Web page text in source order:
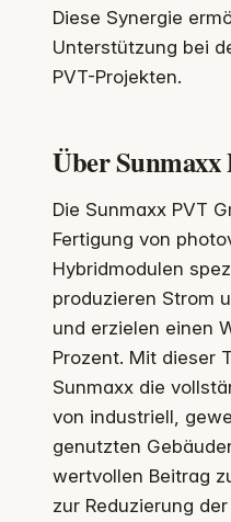
Diese Synergie
Unterstützung bei
PVT-Projekten.
Über Sunmaxx
Die Sunmaxx PVT
Fertigung von
Hybridmodulen
produzieren Strom
und erzielen einen
Prozent. Mit dieser
Sunmaxx die
von industriell,
genutzten
wertvollen Beitrag
zur Reduzierung